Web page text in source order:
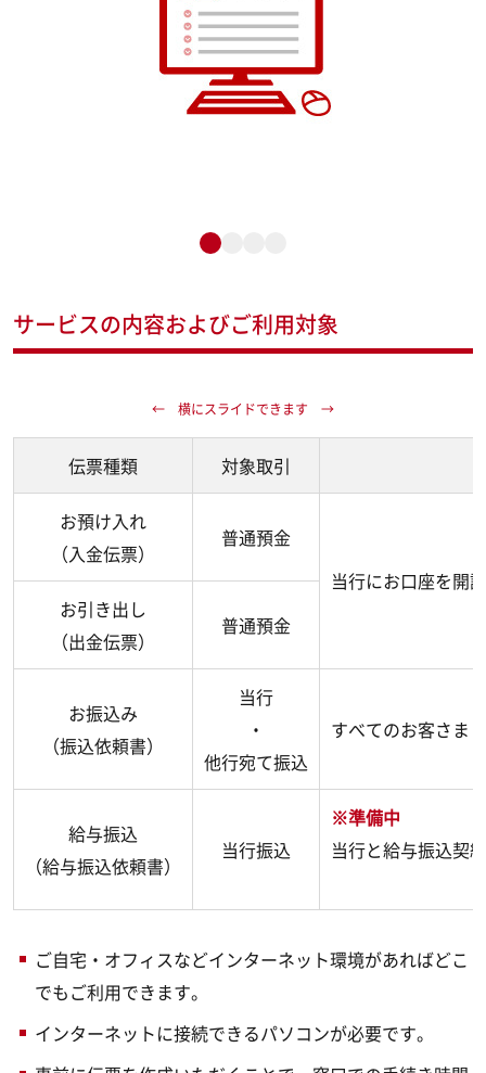
サービスの内容およびご利用対象
伝票種類 対象取引
お預け入れ
（入金伝票）
普通預金
当行にお口座を開
お引き出し
（出金伝票）
普通預金
お振込み
（振込依頼書）
当行
・
他行宛て振込
すべてのお客さま
給与振込
（給与振込依頼書）
当行振込
※準備中
当行と給与振込契
ご自宅・オフィスなどインターネット環境があればどこ
でもご利用できます。
インターネットに接続できるパソコンが必要です。